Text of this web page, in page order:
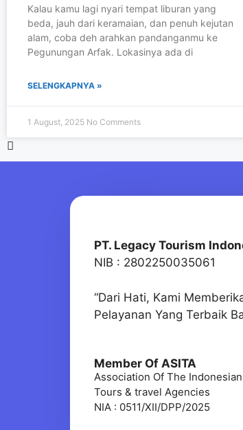
Kalau kamu lagi nyari tempat liburan yang
beda, jauh dari keramaian, dan penuh kejutan
alam, coba deh arahkan pandanganmu ke
Pegunungan Arfak. Lokasinya ada di
SELENGKAPNYA »
1 August, 2025 No Comments
PT. Legacy Tourism
NIB : 2802250035061
“Dari Hati, Kami
Pelayanan Yang Terbaik
Member Of ASITA
Association Of The Indonesian
Tours & travel Agencies
NIA : 0511/XII/DPP/2025